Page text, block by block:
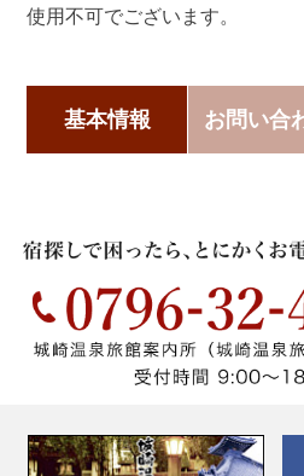
使用不可でございます。
基本情報 お問い合